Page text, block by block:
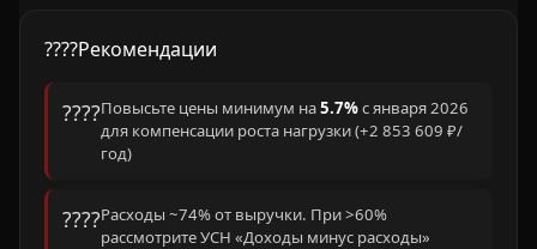
????Рекомендации
????Повысьте цены минимум на5.7%с января 2026
для компенсации роста нагрузки (+2 853 609 ₽/
год)
????Расходы ~74% от выручки. При >60%
рассмотрите УСН «Доходы минус расходы»
Опыт
Услуги
Блог
Подкасты
Контакты